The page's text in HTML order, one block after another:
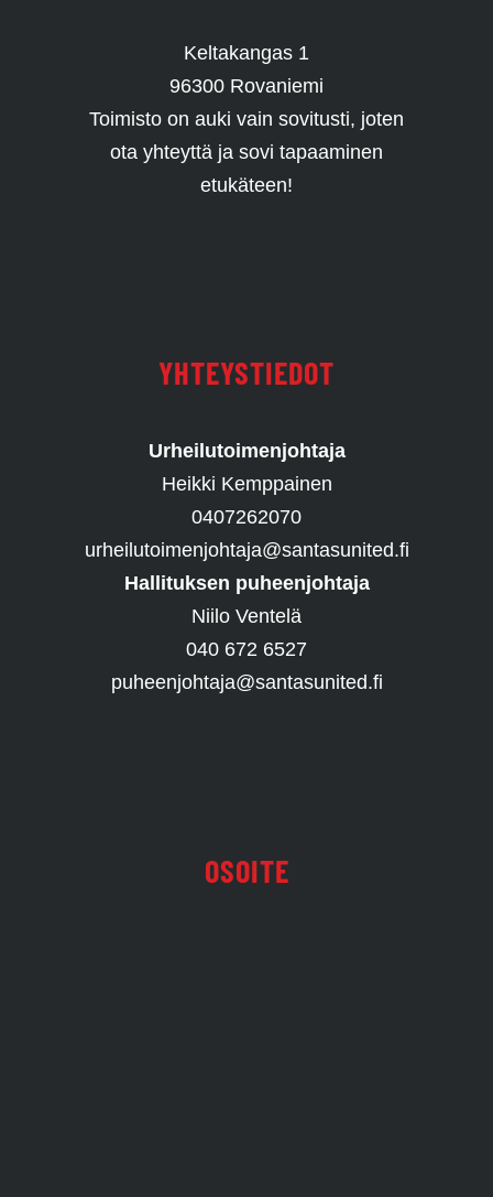
Keltakangas 1
96300 Rovaniemi
Toimisto on auki vain sovitusti, joten
ota yhteyttä ja sovi tapaaminen
etukäteen!
YHTEYSTIEDOT
Urheilutoimenjohtaja
Heikki Kemppainen
0407262070
urheilutoimenjohtaja@santasunited.fi
Hallituksen puheenjohtaja
Niilo Ventelä
040 672 6527
puheenjohtaja@santasunited.fi
OSOITE